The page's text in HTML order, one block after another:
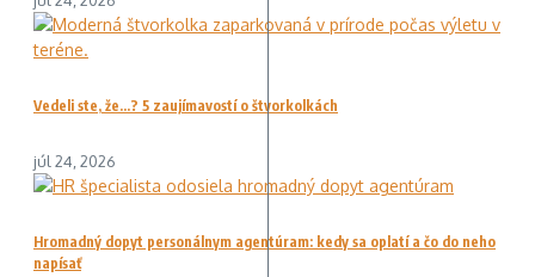
Vedeli ste, že…? 5 zaujímavostí o štvorkolkách
júl 24, 2026
Hromadný dopyt personálnym agentúram: kedy sa oplatí a čo do neho
napísať